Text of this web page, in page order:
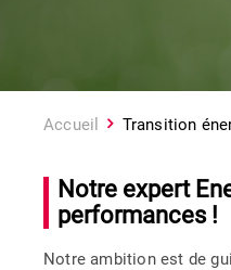
Accueil Transition
Notre expert
performances !
Notre ambition est de